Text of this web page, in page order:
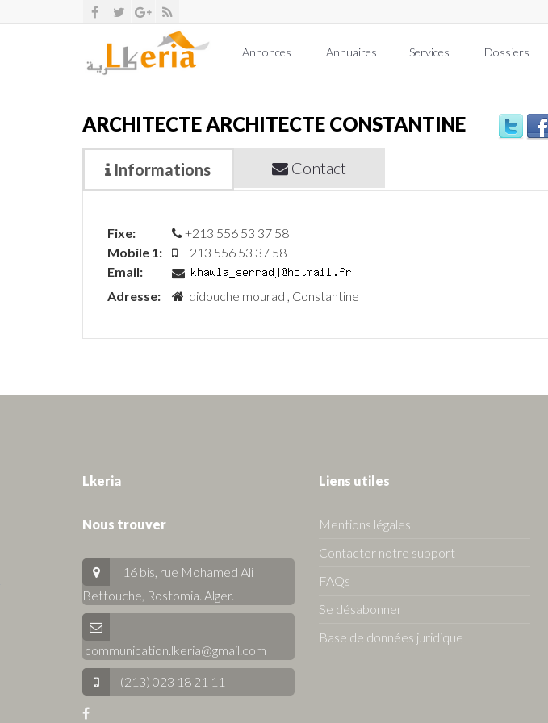
Annonces Annuaires Services Dossiers
ARCHITECTE ARCHITECTE CONSTANTINE
Informations Contact
Fixe:
+213 556 53 37 58
Mobile 1:
+213 556 53 37 58
Email:
Adresse:
didouche mourad , Constantine
Lkeria
Nous trouver
16 bis, rue Mohamed Ali
Bettouche, Rostomia. Alger.
communication.lkeria@gmail.com
(213) 023 18 21 11
Liens utiles
Mentions légales
Contacter notre support
FAQs
Se désabonner
Base de données juridique